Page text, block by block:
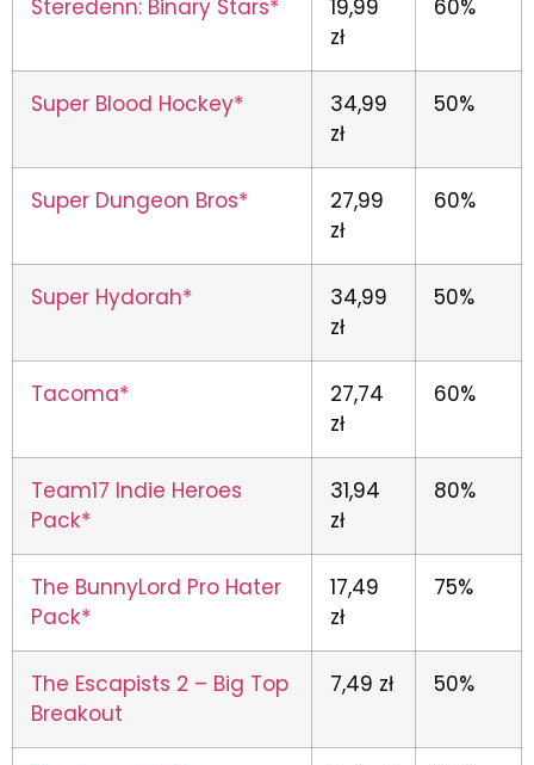
Steredenn: Binary Stars*
19,99
zł
60%
Super Blood Hockey*
34,99
zł
50%
Super Dungeon Bros*
27,99
zł
60%
Super Hydorah*
34,99
zł
50%
Tacoma*
27,74
zł
60%
Team17 Indie Heroes
Pack*
31,94
zł
80%
The BunnyLord Pro Hater
Pack*
17,49
zł
75%
The Escapists 2 – Big Top
Breakout
7,49 zł 50%